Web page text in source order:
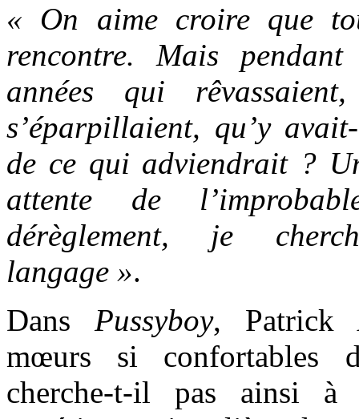
« On aime croire que
rencontre. Mais
années qui
s’éparpillaient, qu’y
de ce qui adviendrait ?
attente de
dérèglement, je
langage ».
Dans Pussyboy, Patrick
mœurs si confortables
cherche-t-il pas ainsi à